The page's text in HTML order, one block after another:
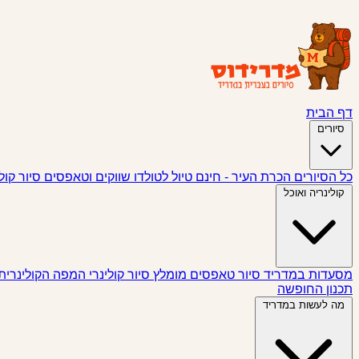
דף הבית
סיורים
כל הסיורים הכרת העיר - חינם טיול לטולדו שווקים וטאפסים סיור
קולינריה ואוכל
מסעדות במדריד סיור טאפסים מומלץ סיור קולינרי המפה
תכנון החופשה
מה לעשות במדריד